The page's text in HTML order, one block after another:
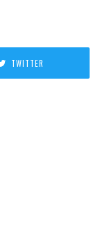
TWITTER